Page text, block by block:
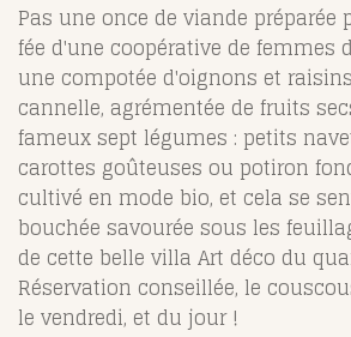
Pas une once de viande préparée
fée d'une coopérative de femmes
une compotée d'oignons et
cannelle, agrémentée de fruits
fameux sept légumes : petits
carottes goûteuses ou potiron
cultivé en mode bio, et cela se
bouchée savourée sous les
de cette belle villa Art déco du
Réservation conseillée, le
le vendredi, et du jour !